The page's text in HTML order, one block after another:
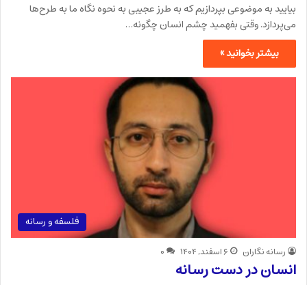
بیایید به موضوعی بپردازیم که به طرز عجیبی به نحوه نگاه ما به طرح‌ها
می‌پردازد. وقتی بفهمید چشم انسان چگونه…
بیشتر بخوانید »
فلسفه و رسانه
رسانه نگاران ۶ اسفند, ۱۴۰۴ ۰
انسان در دست رسانه